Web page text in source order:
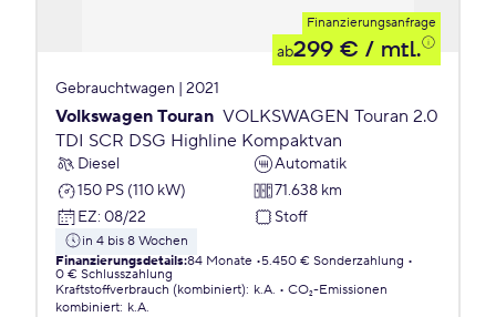
Finanzierungsanfrage
ab299 € / mtl.
Gebrauchtwagen | 2021
Volkswagen Touran VOLKSWAGEN Touran 2.0
TDI SCR DSG Highline Kompaktvan
Diesel
Automatik
150 PS (110 kW)
71.638 km
EZ: 08/22 Stoff
in 4 bis 8 Wochen
Finanzierungsdetails:84 Monate 5.450 € Sonderzahlung
0 € Schlusszahlung
Kraftstoffverbrauch (kombiniert): k.A.
CO₂-Emissionen
kombiniert: k.A.